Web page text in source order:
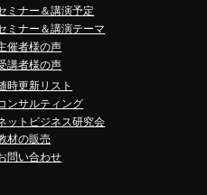
ミナー＆講演予定
ミナー＆講演テーマ
催者様の声
講者様の声
時更新リスト
ンサルティング
ットビジネス研究会
材の販売
問い合わせ